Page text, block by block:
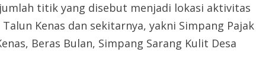
titik yang disebut menjadi lokasi aktivitas
Kenas dan sekitarnya, yakni Simpang Pajak
Beras Bulan, Simpang Sarang Kulit Desa